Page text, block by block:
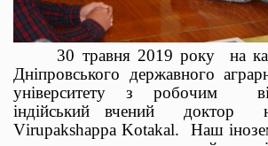
30 травня 2019 року
на
Дніпровського державного
університету з робочим
індійський вчений
доктор
VirupakshappaKotakal.
Наш